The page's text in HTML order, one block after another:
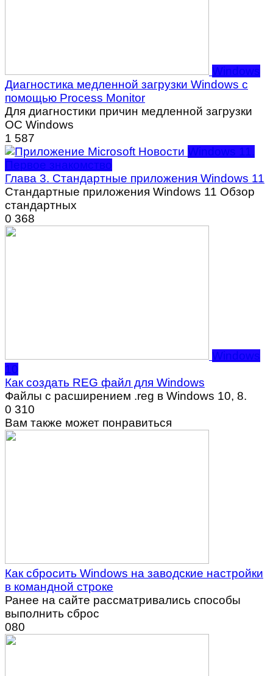
Windows
Диагностика медленной загрузки Windows с
помощью Process Monitor
Для диагностики причин медленной загрузки
ОС Windows
1 587
Windows 11.
Первое знакомство
Глава 3. Стандартные приложения Windows 11
Стандартные приложения Windows 11 Обзор
стандартных
0 368
Windows
10
Как создать REG файл для Windows
Файлы с расширением .reg в Windows 10, 8.
0 310
Вам также может понравиться
Как сбросить Windows на заводские настройки
в командной строке
Ранее на сайте рассматривались способы
выполнить сброс
080